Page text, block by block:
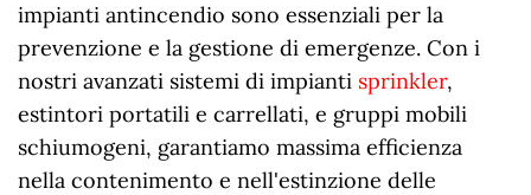
impianti antincendio sono essenziali per la
prevenzione e la gestione di emergenze. Con i
nostri avanzati sistemi di impianti sprinkler,
estintori portatili e carrellati, e gruppi mobili
schiumogeni, garantiamo massima efficienza
nella contenimento e nell'estinzione delle